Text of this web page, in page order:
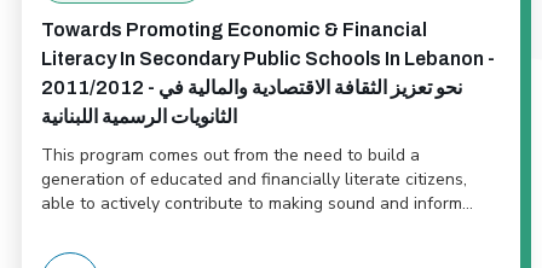
Towards Promoting Economic & Financial
Literacy In Secondary Public Schools In Lebanon -
2011/2012 - نحو تعزيز الثقافة الاقتصادية والمالية في
الثانويات الرسمية اللبنانية
This program comes out from the need to build a
generation of educated and financially literate citizens,
able to actively contribute to making sound and inform...